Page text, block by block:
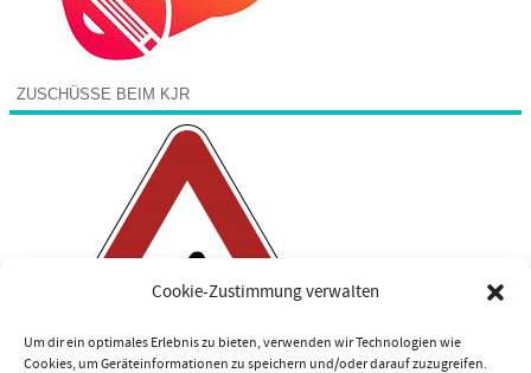
Cookie-Zustimmung verwalten
Um dir ein optimales Erlebnis zu bieten, verwenden wir Technologien wie
Cookies, um Geräteinformationen zu speichern und/oder darauf zuzugreifen.
ZUSCHÜSSE BEIM KJR